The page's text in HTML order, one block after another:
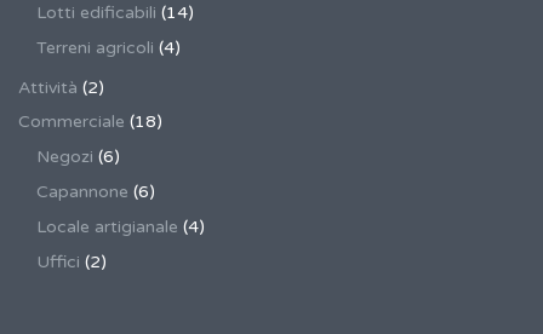
Lotti edificabili (14)
Terreni agricoli (4)
Attività (2)
Commerciale (18)
Negozi (6)
Capannone (6)
Locale artigianale (4)
Uffici (2)